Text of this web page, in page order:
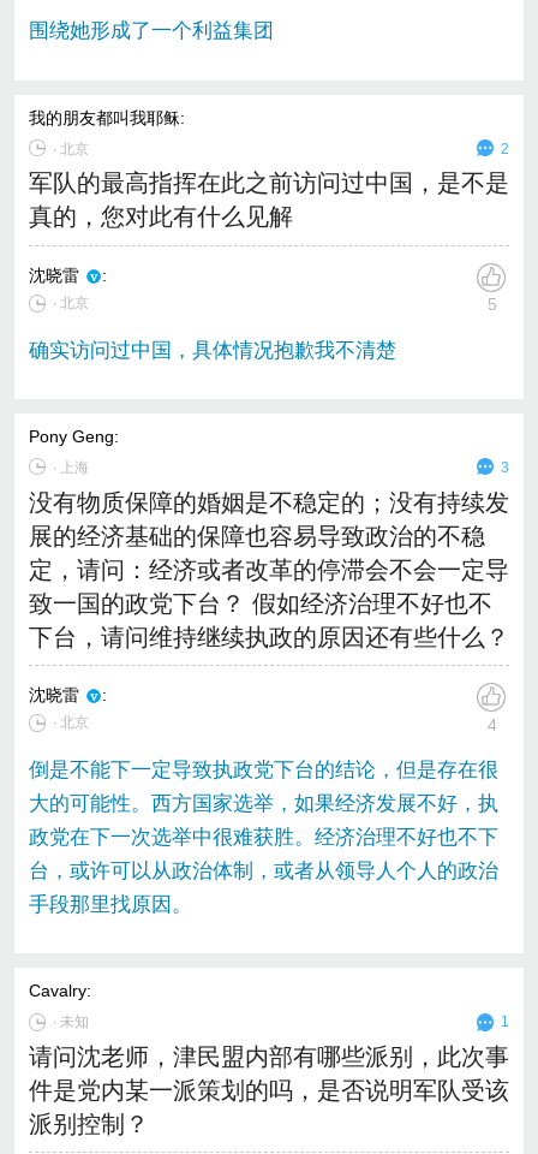
围绕她形成了一个利益集团
我的朋友都叫我耶稣:
∙ 北京 2
军队的最高指挥在此之前访问过中国，是不是
真的，您对此有什么见解
沈晓雷 :
∙ 北京 5
确实访问过中国，具体情况抱歉我不清楚
Pony Geng:
∙ 上海 3
没有物质保障的婚姻是不稳定的；没有持续发
展的经济基础的保障也容易导致政治的不稳
定，请问：经济或者改革的停滞会不会一定导
致一国的政党下台？ 假如经济治理不好也不
下台，请问维持继续执政的原因还有些什么？
沈晓雷 :
∙ 北京 4
倒是不能下一定导致执政党下台的结论，但是存在很
大的可能性。西方国家选举，如果经济发展不好，执
政党在下一次选举中很难获胜。经济治理不好也不下
台，或许可以从政治体制，或者从领导人个人的政治
手段那里找原因。
Cavalry:
∙ 未知 1
请问沈老师，津民盟内部有哪些派别，此次事
件是党内某一派策划的吗，是否说明军队受该
派别控制？